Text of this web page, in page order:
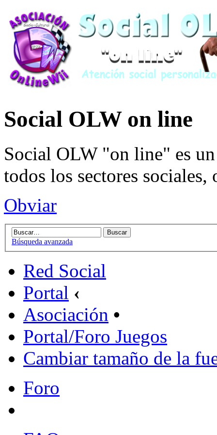
Social OLW on line
Social OLW "on line" es
todos los sectores sociales,
Obviar
Búsqueda avanzada
Red Social
Portal ‹
Asociación •
Portal/Foro Juegos
Cambiar tamaño de la
Foro